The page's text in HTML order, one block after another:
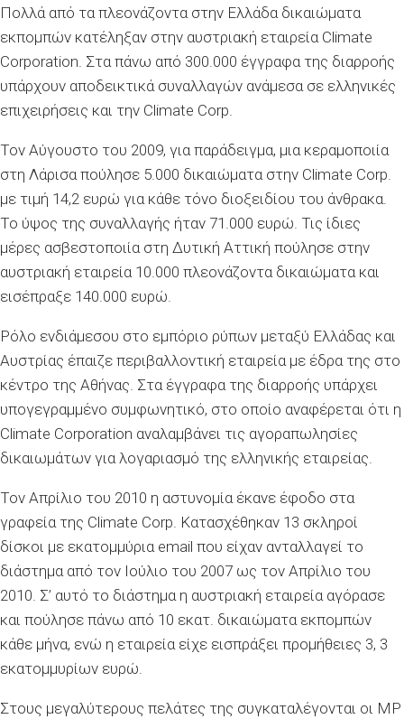
Πολλά από τα πλεονάζοντα στην Ελλάδα δικαιώματα
εκπομπών κατέληξαν στην αυστριακή εταιρεία Climate
Corporation. Στα πάνω από 300.000 έγγραφα της διαρροής
υπάρχουν αποδεικτικά συναλλαγών ανάμεσα σε ελληνικές
επιχειρήσεις και την Climate Corp.
Τον Αύγουστο του 2009, για παράδειγμα, μια κεραμοποιία
στη Λάρισα πούλησε 5.000 δικαιώματα στην Climate Corp.
με τιμή 14,2 ευρώ για κάθε τόνο διοξειδίου του άνθρακα.
Το ύψος της συναλλαγής ήταν 71.000 ευρώ. Τις ίδιες
μέρες ασβεστοποιία στη Δυτική Αττική πούλησε στην
αυστριακή εταιρεία 10.000 πλεονάζοντα δικαιώματα και
εισέπραξε 140.000 ευρώ.
Ρόλο ενδιάμεσου στο εμπόριο ρύπων μεταξύ Ελλάδας και
Αυστρίας έπαιζε περιβαλλοντική εταιρεία με έδρα της στο
κέντρο της Αθήνας. Στα έγγραφα της διαρροής υπάρχει
υπογεγραμμένο συμφωνητικό, στο οποίο αναφέρεται ότι η
Climate Corporation αναλαμβάνει τις αγοραπωλησίες
δικαιωμάτων για λογαριασμό της ελληνικής εταιρείας.
Τον Απρίλιο του 2010 η αστυνομία έκανε έφοδο στα
γραφεία της Climate Corp. Κατασχέθηκαν 13 σκληροί
δίσκοι με εκατομμύρια email που είχαν ανταλλαγεί το
διάστημα από τον Ιούλιο του 2007 ως τον Απρίλιο του
2010. Σ’ αυτό το διάστημα η αυστριακή εταιρεία αγόρασε
και πούλησε πάνω από 10 εκατ. δικαιώματα εκπομπών
κάθε μήνα, ενώ η εταιρεία είχε εισπράξει προμήθειες 3, 3
εκατομμυρίων ευρώ.
Στους μεγαλύτερους πελάτες της συγκαταλέγονται οι MP